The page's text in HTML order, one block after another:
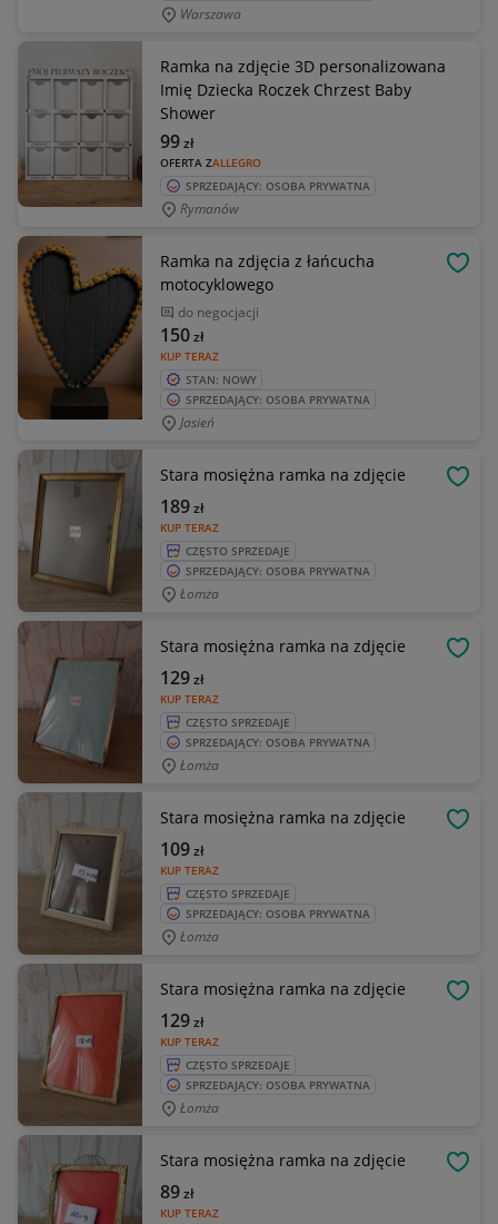
Warszawa
Ramka na zdjęcie 3D personalizowana
Imię Dziecka Roczek Chrzest Baby
Shower
OFERTA ZALLEGRO
99zł
SPRZEDAJĄCY: OSOBA PRYWATNA
Rymanów
Ramka na zdjęcia z łańcucha
motocyklowego
do negocjacji
KUP TERAZ
150zł
STAN: NOWY
SPRZEDAJĄCY: OSOBA PRYWATNA
Jasień
Stara mosiężna ramka na zdjęcie
KUP TERAZ
189zł
CZĘSTO SPRZEDAJE
SPRZEDAJĄCY: OSOBA PRYWATNA
Łomża
Stara mosiężna ramka na zdjęcie
KUP TERAZ
129zł
CZĘSTO SPRZEDAJE
SPRZEDAJĄCY: OSOBA PRYWATNA
Łomża
Stara mosiężna ramka na zdjęcie
KUP TERAZ
109zł
CZĘSTO SPRZEDAJE
SPRZEDAJĄCY: OSOBA PRYWATNA
Łomża
Stara mosiężna ramka na zdjęcie
KUP TERAZ
129zł
CZĘSTO SPRZEDAJE
SPRZEDAJĄCY: OSOBA PRYWATNA
Łomża
Stara mosiężna ramka na zdjęcie
KUP TERAZ
89zł